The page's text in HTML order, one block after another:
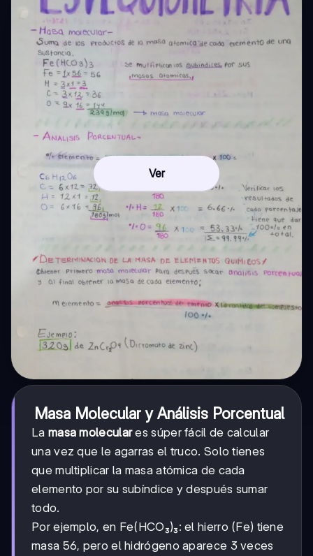
Ver
Masa Molecular y Análisis Porcentual
La masa moleculares súper fácil de calcular
una vez que le agarras el truco. Solo tienes
que multiplicar la masa atómica de cada
elemento por su subíndice y después sumar
todo.
Por ejemplo, en Fe(HCO₃)₃: el hierro (Fe) tiene
masa 56, pero el hidrógeno aparece 3 veces